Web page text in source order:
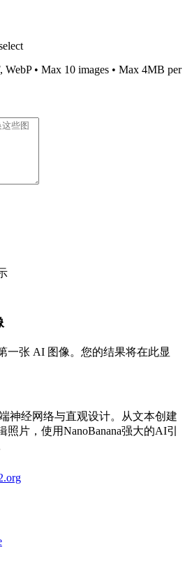
WebP • Max 10 images • Max 4MB per
一张 AI 图像。您的结果将在此显
神经网络与直观设计。从文本创建
片，使用NanoBanana强大的AI引